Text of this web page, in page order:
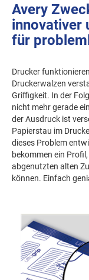
Avery
innovativer
für
Drucker
Druckerwalzen
Griffigkeit. In der
nicht mehr gerade
der Ausdruck ist
Papierstau im
dieses Problem
bekommen ein
abgenutzten alten
können. Einfach